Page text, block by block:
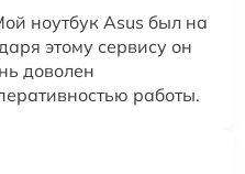
ноутбук Asus был на
этому сервису он
доволен
работы.